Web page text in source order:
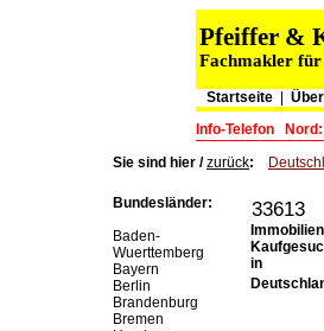
Pfeiffer &
Fachmakler für
Startseite|
Info-Telefon
Sie sind hier /zurück:
Bundesländer:
Baden-
Wuerttemberg
Bayern
Berlin
Brandenburg
Bremen
33613
Immobilien
in